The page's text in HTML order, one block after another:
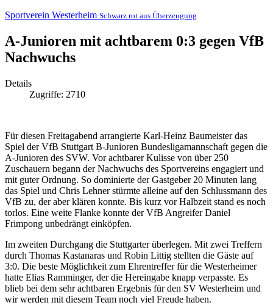
Sportverein Westerheim Schwarz rot aus Überzeugung
A-Junioren mit achtbarem 0:3 gegen VfB
Nachwuchs
Details
Zugriffe: 2710
Für diesen Freitagabend arrangierte Karl-Heinz Baumeister das
Spiel der VfB Stuttgart B-Junioren Bundesligamannschaft gegen die
A-Junioren des SVW. Vor achtbarer Kulisse von über 250
Zuschauern begann der Nachwuchs des Sportvereins engagiert und
mit guter Ordnung. So dominierte der Gastgeber 20 Minuten lang
das Spiel und Chris Lehner stürmte alleine auf den Schlussmann des
VfB zu, der aber klären konnte. Bis kurz vor Halbzeit stand es noch
torlos. Eine weite Flanke konnte der VfB Angreifer Daniel
Frimpong unbedrängt einköpfen.
Im zweiten Durchgang die Stuttgarter überlegen. Mit zwei Treffern
durch Thomas Kastanaras und Robin Littig stellten die Gäste auf
3:0. Die beste Möglichkeit zum Ehrentreffer für die Westerheimer
hatte Elias Ramminger, der die Hereingabe knapp verpasste. Es
blieb bei dem sehr achtbaren Ergebnis für den SV Westerheim und
wir werden mit diesem Team noch viel Freude haben.